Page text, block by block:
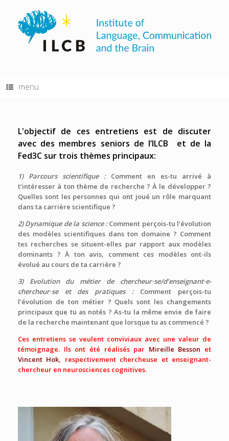
content
menu
L'objectif de ces entretiens est de discuter
avec des membres seniors de l’ILCB et de la
Fed3C sur trois thèmes principaux:
1) Parcours scientifique :Comment en es-tu arrivé à
t’intéresser à ton thème de recherche ? À le développer ?
Quelles sont les personnes qui ont joué un rôle marquant
dans ta carrière scientifique ?
2) Dynamique de la science :Comment perçois-tu l’évolution
des modèles scientifiques dans ton domaine ? Comment
tes recherches se situent-elles par rapport aux modèles
dominants ? À ton avis, comment ces modèles ont-ils
évolué au cours de ta carrière ?
3) Evolution du métier de chercheur·se/d’enseignant·e-
chercheur·se et des pratiques :Comment perçois-tu
l’évolution de ton métier ? Quels sont les changements
principaux que tu as notés ? As-tu la même envie de faire
de la recherche maintenant que lorsque tu as commencé ?
Ces entretiens se veulent conviviaux avec une valeur de
témoignage. Ils ont été réalisés par Mireille Besson et
Vincent Hok, respectivement chercheuse et enseignant-
chercheur en neurosciences cognitives.